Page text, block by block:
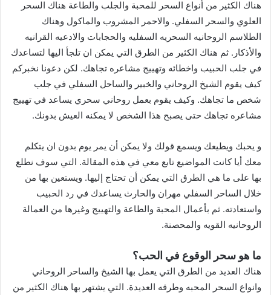
هناك الكثير من أنواع السحر للمحبة والجلب والطاعة هناك السحر
العلوي والسحر السفلي. والاحمر المشروب والماكول وهناك
الطلاسم الروحانيه السحريه السفليه والحجابات والادعيه القرانيه
والأذكار. ثم هناك الكثير من الطرق التي يمكن ان تلجأ اليها لتساعدك
في جلب الحبيب واخطائه وتهييج مشاعره تجاهك. لكن دعونا نخبركم
كيف يقوم الشيخ الروحاني والخبير والساحل السفلي في جلب
شخص ما تجاهك. وكيف يقوم بعمل روحاني سحري يساعد في تهييج
مشاعره تجاهك حتى يصبح هذا الشخص لا يمكنه العيش بدونك.
و يحبك ويطيعك ويسمع قولك ولا يمكن أن يمر يوم بدون ان يتكلم
معك أيا كانت المواضيع تابع معي في هذه المقالة. التي سوف نطلع
بها على ما هي الطرق التي يمكن أن تحتاج إليها. ويستعين بها من
خلال الساحر السفلي مهران والحارث يساعدك في رد الحبيب
واستعادته. ثم بأعمال المحبة والطاعة والتهييج وغيرها من العمالة
الروحانيه القويه والمحصنة.
ما هو سحر الوقوع في الحب؟
هناك العديد من الطرق التي يعمل بها الشيخ والساحر الروحاني
وانواع السحر المحبه وطرقه العديدة. التي يشتهر بها هناك الكثير من